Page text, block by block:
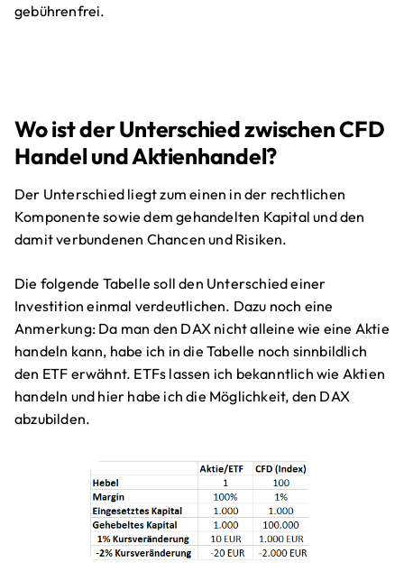
gebührenfrei.
Wo ist der Unterschied zwischen CFD
Handel und Aktienhandel?
Der Unterschied liegt zum einen in der rechtlichen
Komponente sowie dem gehandelten Kapital und den
damit verbundenen Chancen und Risiken.
Die folgende Tabelle soll den Unterschied einer
Investition einmal verdeutlichen. Dazu noch eine
Anmerkung: Da man den DAX nicht alleine wie eine Aktie
handeln kann, habe ich in die Tabelle noch sinnbildlich
den ETF erwähnt. ETFs lassen ich bekanntlich wie Aktien
handeln und hier habe ich die Möglichkeit, den DAX
abzubilden.